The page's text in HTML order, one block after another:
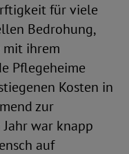
für viele
Bedrohung,
mit ihrem
Pflegeheime
Kosten in
zur
war knapp
auf